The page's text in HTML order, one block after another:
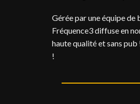
Gérée par une équipe de
Fréquence3 diffuse en
haute qualité et sans
!